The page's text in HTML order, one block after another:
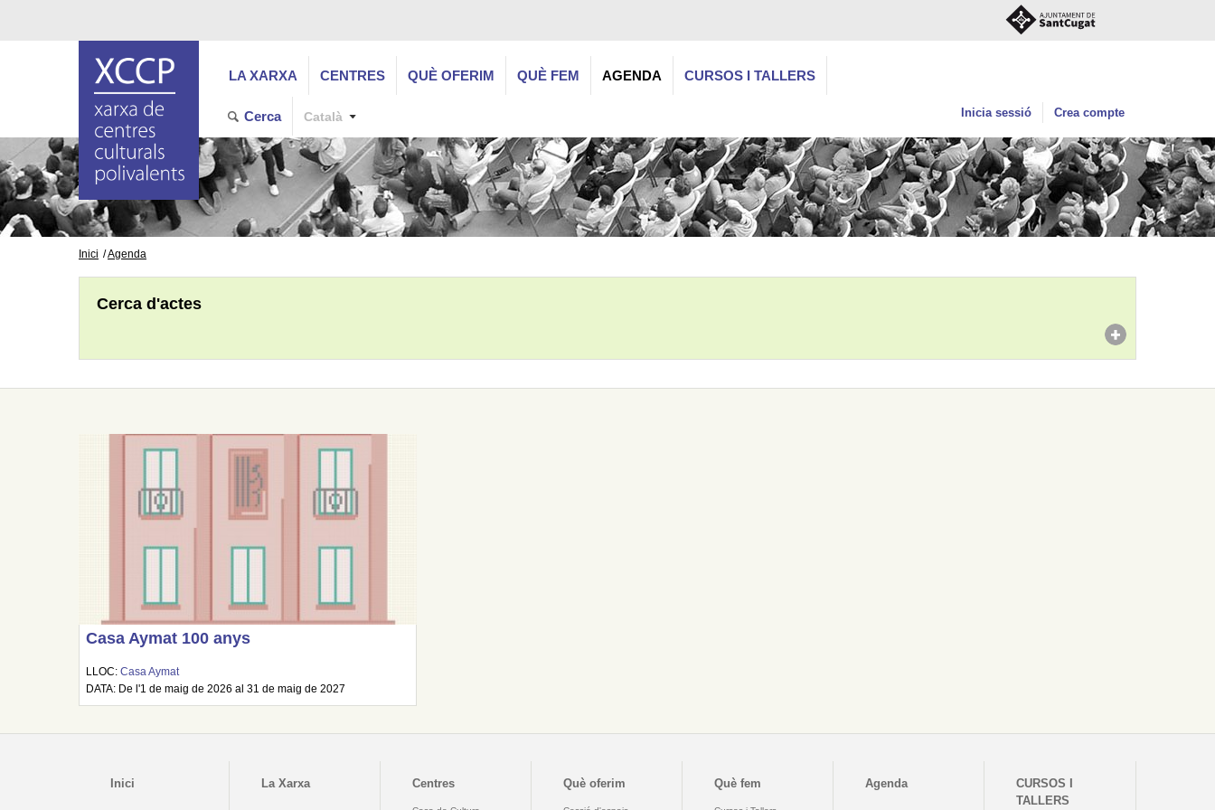
LA XARXA CENTRES QUÈ OFERIM QUÈ FEM AGENDA CURSOS I TALLERS
Cerca Català Inicia sessió Crea compte
Inici Agenda
Cerca d'actes
Casa Aymat 100 anys
LLOC:Casa Aymat
DATA: De l'1 de maig de 2026 al 31 de maig de 2027
Inici La Xarxa Centres Què oferim Què fem Agenda
CURSOS I
TALLERS